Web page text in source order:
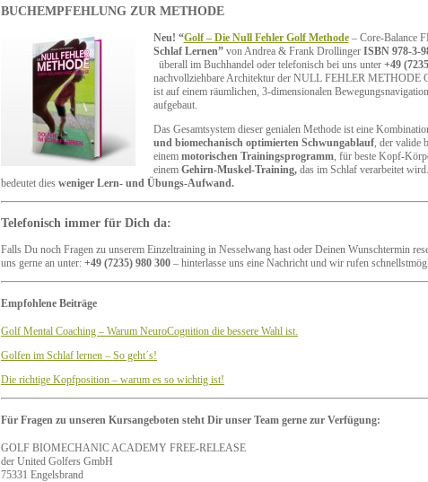
BUCHEMPFEHLUNG ZUR METHODE
Neu! “Golf – Die Null Fehler Golf Methode– Core-Balance
Schlaf Lernen” von Andrea & Frank DrollingerISBN 978-3-
überall im Buchhandel oder telefonisch bei uns unter+49
nachvollziehbare Architektur der NULL FEHLER METHODE
ist auf einem räumlichen, 3-dimensionalen
aufgebaut.
Das Gesamtsystem dieser genialen Methode ist eine
und biomechanisch optimierten Schwungablauf, der valide
einem motorischen Trainingsprogramm, für beste Kopf-
einem Gehirn-Muskel-Training, das im Schlaf verarbeitet
bedeutet dies weniger Lern- und Übungs-Aufwand.
Telefonisch immer für Dich da:
Falls Du noch Fragen zu unserem Einzeltraining in Nesselwang hast oder Deinen Wunschtermin
uns gerne an unter: +49 (7235) 980 300 – hinterlasse uns eine Nachricht und wir rufen
Empfohlene Beiträge
Golf Mental Coaching – Warum NeuroCognition die bessere Wahl ist.
Golfen im Schlaf lernen – So geht´s!
Die richtige Kopfposition – warum es so wichtig ist!
Für Fragen zu unseren Kursangeboten steht Dir unser Team gerne zur Verfügung:
GOLF BIOMECHANIC ACADEMY FREE-RELEASE
der United Golfers GmbH
75331 Engelsbrand